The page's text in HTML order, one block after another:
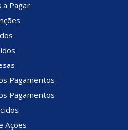
a Pagar
Pagamentos
Pagamentos
Ações